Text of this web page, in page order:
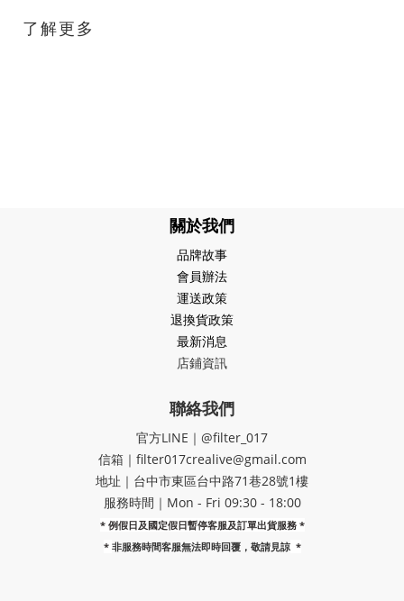
了解更多
關於我們
品牌故事
會員辦法
運送政策
退換貨政策
最新消息
店鋪資訊
聯絡我們
官方LINE｜@filter_017
信箱｜filter017crealive@gmail.com
地址｜​台中市東區台中路71巷28號1樓
服務時間｜Mon - Fri 09:30 - 18:00
* 例假日及國定假日暫停客服及訂單出貨服務 *
* 非服務時間客服無法即時回覆，敬請見諒 *